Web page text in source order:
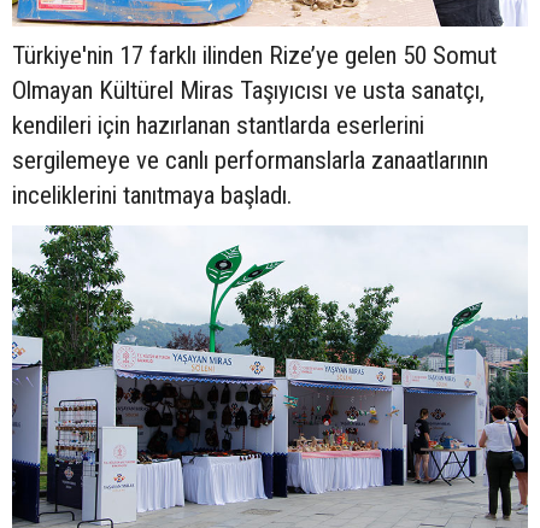
Türkiye'nin 17 farklı ilinden Rize’ye gelen 50 Somut
Olmayan Kültürel Miras Taşıyıcısı ve usta sanatçı,
kendileri için hazırlanan stantlarda eserlerini
sergilemeye ve canlı performanslarla zanaatlarının
inceliklerini tanıtmaya başladı.